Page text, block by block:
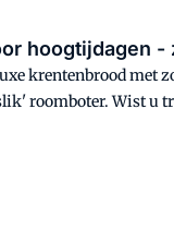
hoogtijdagen -
krentenbrood met
roomboter. Wist u